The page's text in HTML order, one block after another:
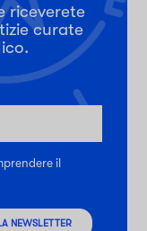
riceverete
curate
il
NEWSLETTER